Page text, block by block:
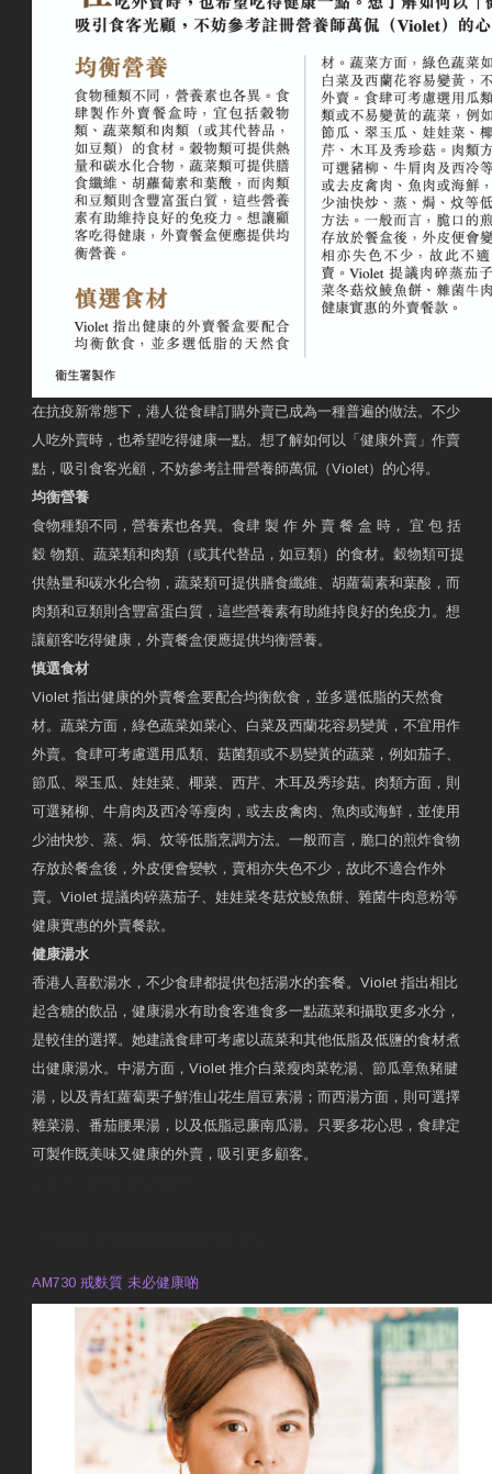
在抗疫新常態下，港人從食肆訂購外賣已成為一種普遍的做法。不少
人吃外賣時，也希望吃得健康一點。想了解如何以「健康外賣」作賣
點，吸引食客光顧，不妨參考註冊營養師萬侃（Violet）的心得。
均衡營養
食物種類不同，營養素也各異。食肆 製 作 外 賣 餐 盒 時， 宜 包 括
穀 物類、蔬菜類和肉類（或其代替品，如豆類）的食材。穀物類可提
供熱量和碳水化合物，蔬菜類可提供膳食纖維、胡蘿蔔素和葉酸，而
肉類和豆類則含豐富蛋白質，這些營養素有助維持良好的免疫力。想
讓顧客吃得健康，外賣餐盒便應提供均衡營養。
慎選食材
Violet 指出健康的外賣餐盒要配合均衡飲食，並多選低脂的天然食
材。蔬菜方面，綠色蔬菜如菜心、白菜及西蘭花容易變黃，不宜用作
外賣。食肆可考慮選用瓜類、菇菌類或不易變黃的蔬菜，例如茄子、
節瓜、翠玉瓜、娃娃菜、椰菜、西芹、木耳及秀珍菇。肉類方面，則
可選豬柳、牛肩肉及西冷等瘦肉，或去皮禽肉、魚肉或海鮮，並使用
少油快炒、蒸、焗、炆等低脂烹調方法。一般而言，脆口的煎炸食物
存放於餐盒後，外皮便會變軟，賣相亦失色不少，故此不適合作外
賣。Violet 提議肉碎蒸茄子、娃娃菜冬菇炆鯪魚餅、雜菌牛肉意粉等
健康實惠的外賣餐款。
健康湯水
香港人喜歡湯水，不少食肆都提供包括湯水的套餐。Violet 指出相比
起含糖的飲品，健康湯水有助食客進食多一點蔬菜和攝取更多水分，
是較佳的選擇。她建議食肆可考慮以蔬菜和其他低脂及低鹽的食材煮
出健康湯水。中湯方面，Violet 推介白菜瘦肉菜乾湯、節瓜章魚豬腱
湯，以及青紅蘿蔔栗子鮮淮山花生眉豆素湯；而西湯方面，則可選擇
雜菜湯、番茄腰果湯，以及低脂忌廉南瓜湯。只要多花心思，食肆定
可製作既美味又健康的外賣，吸引更多顧客。
AM730 戒麩質 未必健康啲